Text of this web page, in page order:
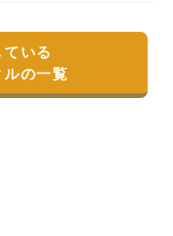
いる
の一覧